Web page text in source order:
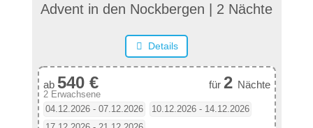
Advent in den Nockbergen | 2 Nächte
Details
ab 540 € für 2 Nächte
2 Erwachsene
04.12.2026 - 07.12.2026
10.12.2026 - 14.12.2026